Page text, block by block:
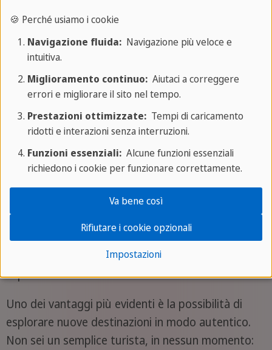
Lavorare come Group Leader nelle
vacanze studio: i vantaggi
Forse a questo punto ti starai chiedendo cos'è che
rende davvero speciale questo ruolo. Semplice:
tutto! Ma se vuoi una risposta più diretta, allora
diremmol'equilibrio tra crescita personale e
professionale: tornato a casa da questa
esperienza sei un'altra persona. Più aperta di
mente, più consapevole di sé e del proprio valore.
Fare il group leader non è solo "viaggiare", ma
vivere un'esperienza intensa che ti mette alla prova
e ti restituisce molto, spesso più di quanto ti
aspetti.
Uno dei vantaggi più evidenti è la possibilità di
esplorare nuove destinazioni in modo autentico.
Non sei un semplice turista, in nessun momento:
🍪 Perché usiamo i cookie
Navigazione fluida:Navigazione più veloce e
intuitiva.
Miglioramento continuo:Aiutaci a correggere
errori e migliorare il sito nel tempo.
Prestazioni ottimizzate:Tempi di caricamento
ridotti e interazioni senza interruzioni.
Funzioni essenziali:Alcune funzioni essenziali
richiedono i cookie per funzionare correttamente.
Impostazioni
Rifiutare i cookie opzionali
Va bene così